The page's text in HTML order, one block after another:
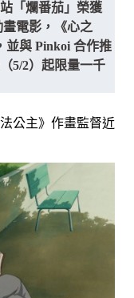
「爛番茄」榮獲
電影，《心之
並與 Pinkoi 合作推
5/2）起限量一千
公主》作畫監督近